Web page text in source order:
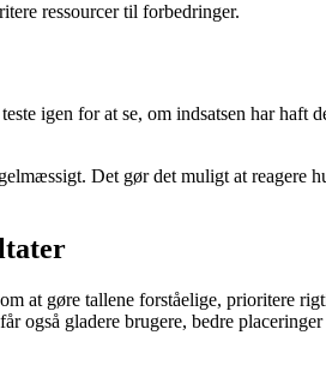
ressourcer til forbedringer.
igen for at se, om indsatsen har
Det gør det muligt at reagere
at gøre tallene forståelige, prioritere
også gladere brugere, bedre